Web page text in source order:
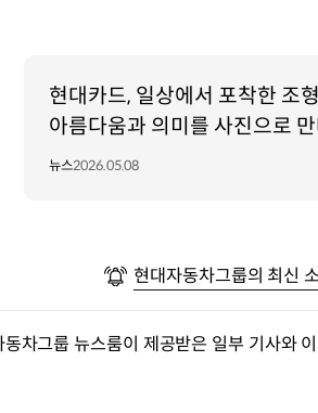
현대카드, 일상에서 포착한 조
아름다움과 의미를 사진으로
뉴스2026.05.08
현대자동차그룹의 최신
차그룹 뉴스룸이 제공받은 일부 기사와